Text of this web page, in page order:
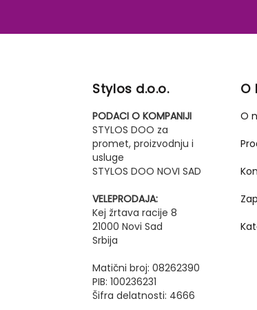
Stylos d.o.o.
PODACI O KOMPANIJI
STYLOS DOO za
promet, proizvodnju i
usluge
STYLOS DOO NOVI SAD
VELEPRODAJA:
Kej žrtava racije 8
21000 Novi Sad
Srbija
Matični broj: 08262390
PIB: 100236231
Šifra delatnosti: 4666
O
O